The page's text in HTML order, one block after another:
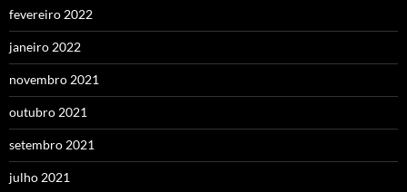
fevereiro 2022
janeiro 2022
novembro 2021
outubro 2021
setembro 2021
julho 2021